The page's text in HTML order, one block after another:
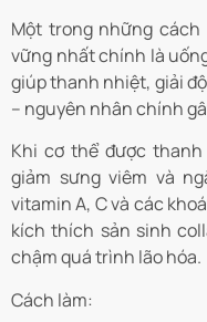
Một trong những cách
vững nhất chính là
giúp thanh nhiệt, giải
– nguyên nhân chính
Khi cơ thể được
giảm sưng viêm và
vitamin A, C và các
kích thích sản sinh
chậm quá trình lão hóa.
Cách làm: